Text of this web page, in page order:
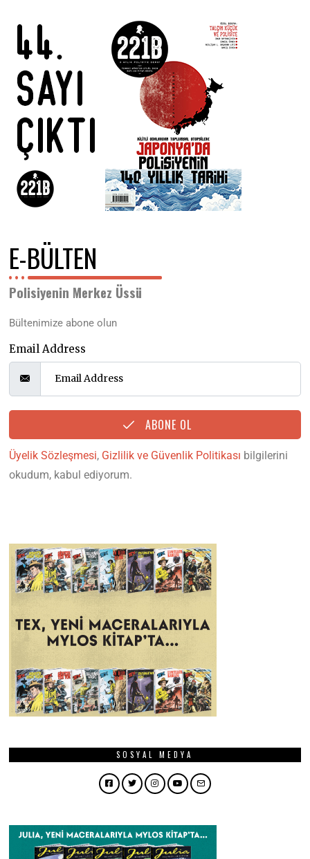
E-BÜLTEN
Polisiyenin Merkez Üssü
Bültenimize abone olun
Email Address
ABONE OL
Üyelik Sözleşmesi, Gizlilik ve Güvenlik Politikası bilgilerini
okudum, kabul ediyorum.
SOSYAL MEDYA
Facebook
TwitterInstagram
YouTubeEmail